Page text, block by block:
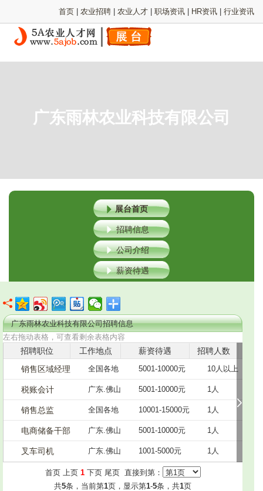
首页 农业招聘 农业人才 职场资讯 HR资讯 行业资讯
广东雨林农业科技有限公司
展台首页
招聘信息
公司介绍
薪资待遇
广东雨林农业科技有限公司招聘信息
左右拖动表格，可查看剩余表格内容
招聘职位 工作地点 薪资待遇 招聘人数
销售区域经理
全国各地 5001-10000元 10人以上
税账会计 广东.佛山 5001-10000元 1人
销售总监 全国各地 10001-15000元 1人
电商储备干部 广东.佛山 5001-10000元 1人
叉车司机 广东.佛山 1001-5000元 1人
首页 上页 1下页 尾页 直接到第：
共5条，当前第1页，显示第1-5条，共1页